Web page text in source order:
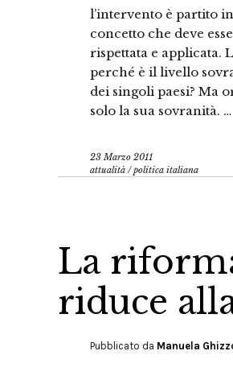
l’intervento è partito
concetto che deve
rispettata e applicata.
perché è il livello
dei singoli paesi? Ma
solo la sua sovranità. …
23 Marzo 2011
attualità /politica italiana
La
riduce
Pubblicato da Manuela